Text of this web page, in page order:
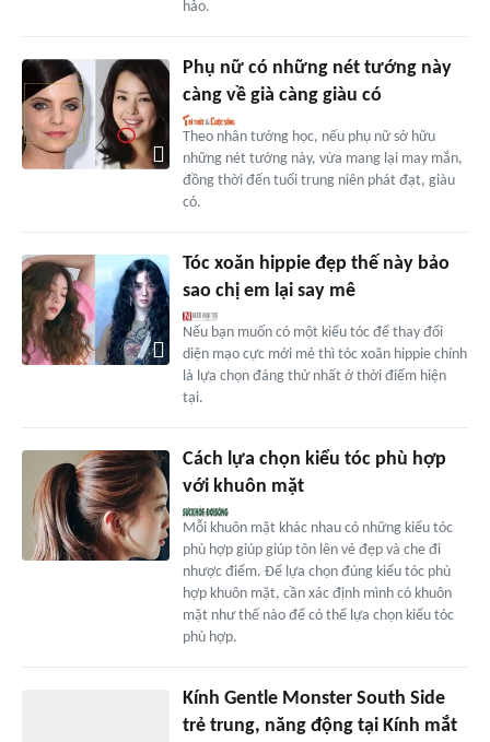
hảo.
Phụ nữ có những nét tướng này
càng về già càng giàu có
Theo nhân tướng học, nếu phụ nữ sở hữu
những nét tướng này, vừa mang lại may mắn,
đồng thời đến tuổi trung niên phát đạt, giàu
có.
Tóc xoăn hippie đẹp thế này bảo
sao chị em lại say mê
Nếu bạn muốn có một kiểu tóc để thay đổi
diện mạo cực mới mẻ thì tóc xoăn hippie chính
là lựa chọn đáng thử nhất ở thời điểm hiện
tại.
Cách lựa chọn kiểu tóc phù hợp
với khuôn mặt
Mỗi khuôn mặt khác nhau có những kiểu tóc
phù hợp giúp giúp tôn lên vẻ đẹp và che đi
nhược điểm. Để lựa chọn đúng kiểu tóc phù
hợp khuôn mặt, cần xác định mình có khuôn
mặt như thế nào để có thể lựa chọn kiểu tóc
phù hợp.
Kính Gentle Monster South Side
trẻ trung, năng động tại Kính mắt